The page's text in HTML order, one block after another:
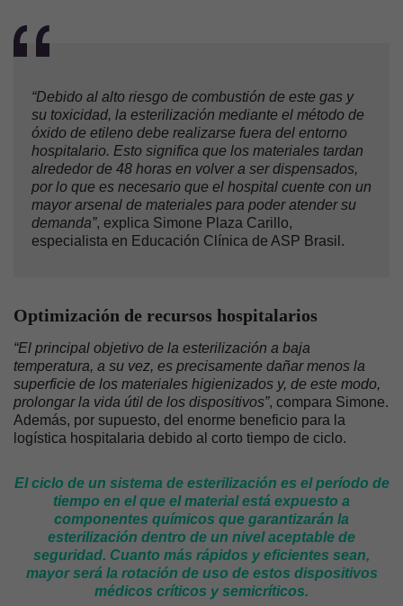
“Debido al alto riesgo de combustión de este gas y
su toxicidad, la esterilización mediante el método de
óxido de etileno debe realizarse fuera del entorno
hospitalario. Esto significa que los materiales tardan
alrededor de 48 horas en volver a ser dispensados,
por lo que es necesario que el hospital cuente con un
mayor arsenal de materiales para poder atender su
demanda”, explica Simone Plaza Carillo,
especialista en Educación Clínica de ASP Brasil.
Optimización de recursos hospitalarios
“El principal objetivo de la esterilización a baja
temperatura, a su vez, es precisamente dañar menos la
superficie de los materiales higienizados y, de este modo,
prolongar la vida útil de los dispositivos”, compara Simone.
Además, por supuesto, del enorme beneficio para la
logística hospitalaria debido al corto tiempo de ciclo.
El ciclo de un sistema de esterilización es el período de
tiempo en el que el material está expuesto a
componentes químicos que garantizarán la
esterilización dentro de un nivel aceptable de
seguridad. Cuanto más rápidos y eficientes sean,
mayor será la rotación de uso de estos dispositivos
médicos críticos y semicríticos.